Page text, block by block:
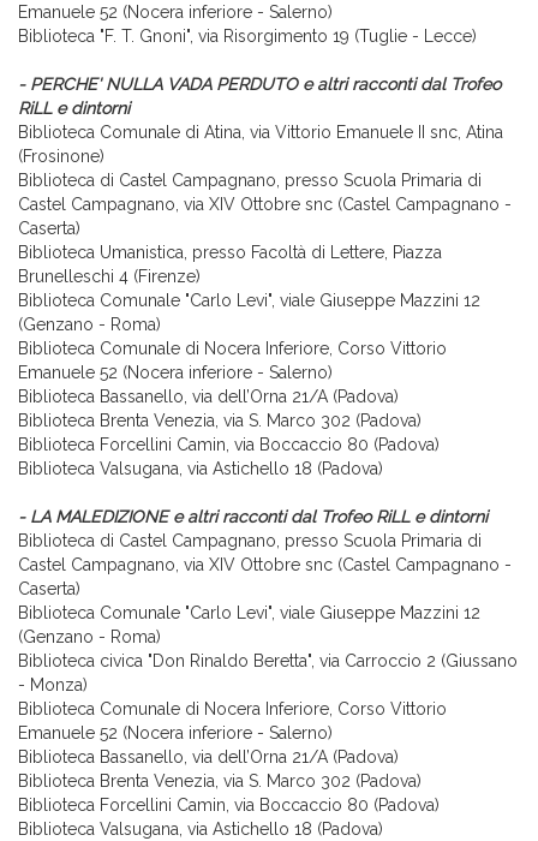
Emanuele 52 (Nocera inferiore - Salerno)
Biblioteca "F. T. Gnoni", via Risorgimento 19 (Tuglie - Lecce)
- PERCHE' NULLA VADA PERDUTO e altri racconti dal Trofeo
RiLL e dintorni
Biblioteca Comunale di Atina, via Vittorio Emanuele II snc, Atina
(Frosinone)
Biblioteca di Castel Campagnano, presso Scuola Primaria di
Castel Campagnano, via XIV Ottobre snc (Castel Campagnano -
Caserta)
Biblioteca Umanistica, presso Facoltà di Lettere, Piazza
Brunelleschi 4 (Firenze)
Biblioteca Comunale "Carlo Levi", viale Giuseppe Mazzini 12
(Genzano - Roma)
Biblioteca Comunale di Nocera Inferiore, Corso Vittorio
Emanuele 52 (Nocera inferiore - Salerno)
Biblioteca Bassanello, via dell’Orna 21/A (Padova)
Biblioteca Brenta Venezia, via S. Marco 302 (Padova)
Biblioteca Forcellini Camin, via Boccaccio 80 (Padova)
Biblioteca Valsugana, via Astichello 18 (Padova)
- LA MALEDIZIONE e altri racconti dal Trofeo RiLL e dintorni
Biblioteca di Castel Campagnano, presso Scuola Primaria di
Castel Campagnano, via XIV Ottobre snc (Castel Campagnano -
Caserta)
Biblioteca Comunale "Carlo Levi", viale Giuseppe Mazzini 12
(Genzano - Roma)
Biblioteca civica "Don Rinaldo Beretta", via Carroccio 2 (Giussano
- Monza)
Biblioteca Comunale di Nocera Inferiore, Corso Vittorio
Emanuele 52 (Nocera inferiore - Salerno)
Biblioteca Bassanello, via dell’Orna 21/A (Padova)
Biblioteca Brenta Venezia, via S. Marco 302 (Padova)
Biblioteca Forcellini Camin, via Boccaccio 80 (Padova)
Biblioteca Valsugana, via Astichello 18 (Padova)